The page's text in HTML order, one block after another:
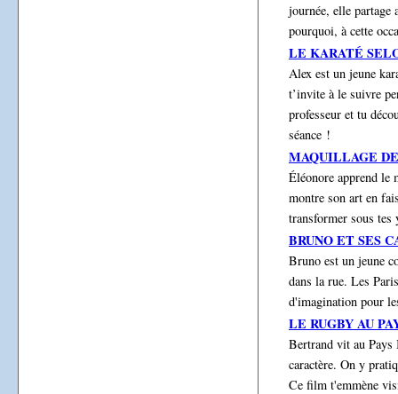
journée, elle partage
pourquoi, à cette
LE KARATÉ
Alex est un jeune
t’invite à le suivre
professeur et tu
séance !
MAQUILLAGE
Éléonore apprend le
montre son art en
transformer sous tes
BRUNO ET SES
Bruno est un jeune
dans la rue. Les
d'imagination pour
LE RUGBY AU
Bertrand vit au Pays
caractère. On y
Ce film t'emmène